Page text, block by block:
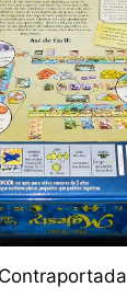
Contraportada